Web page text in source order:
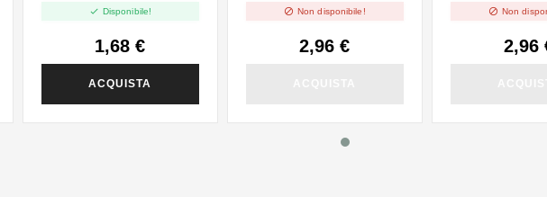
 Disponibile!
1,68 €
ACQUISTA
 Non disponibile!
2,96 €
 Non
2,96